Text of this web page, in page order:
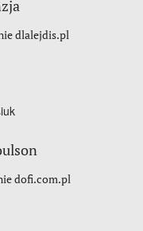
dlalejdis.pl
dofi.com.pl